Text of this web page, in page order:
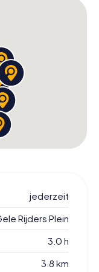
Macht euch
jederzeit
Rijders Plein
3.0 h
3.8 km